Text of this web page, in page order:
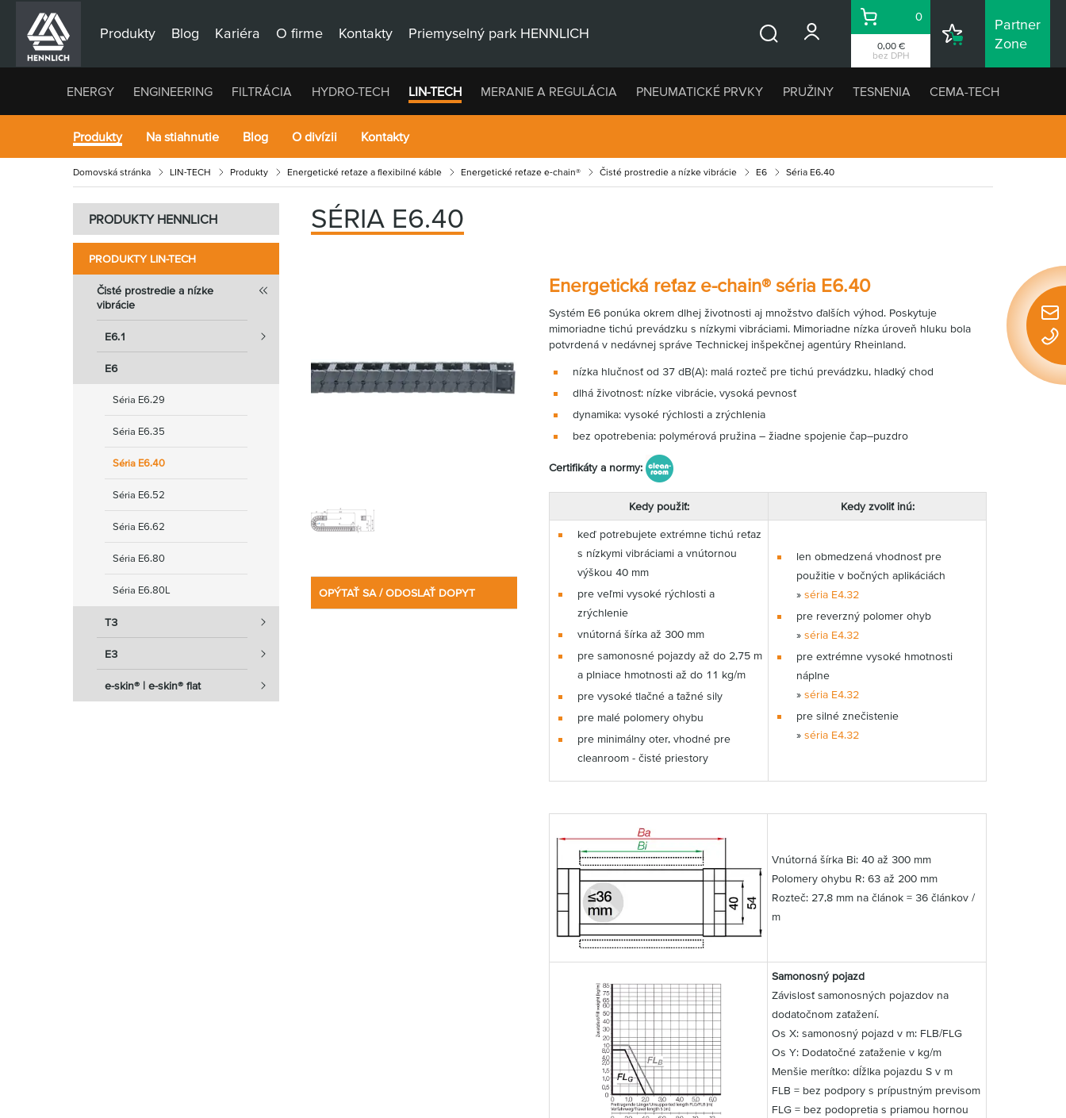
Produkty Blog Kariéra O firme Kontakty Priemyselný park HENNLICH
0,00 €
bez DPH
Košík
0
Nákupný
Partner
Zone
ENERGY ENGINEERING FILTRÁCIA HYDRO-TECH LIN-TECH MERANIE A REGULÁCIA PNEUMATICKÉ PRVKY PRUŽINY TESNENIA CEMA-TECH
Produkty Na stiahnutie Blog O divízii Kontakty
Domovská stránka LIN-TECH Produkty Energetické reťaze a flexibilné káble Energetické reťaze e-chain® Čisté prostredie a nízke vibrácie E6 Séria E6.40
PRODUKTY HENNLICH
PRODUKTY LIN-TECH
Čisté prostredie a nízke
vibrácie
E6.1
E6
Séria E6.29
Séria E6.35
Séria E6.40
Séria E6.52
Séria E6.62
Séria E6.80
Séria E6.80L
T3
E3
e-skin® | e-skin® flat
SÉRIA E6.40
OPÝTAŤ SA / ODOSLAŤ DOPYT
Energetická reťaz e-chain® séria E6.40
Systém E6 ponúka okrem dlhej životnosti aj množstvo ďalších výhod. Poskytuje
mimoriadne tichú prevádzku s nízkymi vibráciami. Mimoriadne nízka úroveň hluku bola
potvrdená v nedávnej správe Technickej inšpekčnej agentúry Rheinland.
nízka hlučnosť od 37 dB(A): malá rozteč pre tichú prevádzku, hladký chod
dlhá životnosť: nízke vibrácie, vysoká pevnosť
dynamika: vysoké rýchlosti a zrýchlenia
bez opotrebenia: polymérová pružina – žiadne spojenie čap–puzdro
Certifikáty a normy:
Kedy použiť: Kedy zvoliť inú:
keď potrebujete extrémne tichú reťaz
s nízkymi vibráciami a vnútornou
výškou 40 mm
pre veľmi vysoké rýchlosti a
zrýchlenie
vnútorná šírka až 300 mm
pre samonosné pojazdy až do 2,75 m
a plniace hmotnosti až do 11 kg/m
pre vysoké tlačné a ťažné sily
pre malé polomery ohybu
pre minimálny oter, vhodné pre
cleanroom - čisté priestory
len obmedzená vhodnosť pre
použitie v bočných aplikáciách
» séria E4.32
pre reverzný polomer ohyb
» séria E4.32
pre extrémne vysoké hmotnosti
náplne
» séria E4.32
pre silné znečistenie
» séria E4.32
Vnútorná šírka Bi: 40 až 300 mm
Polomery ohybu R: 63 až 200 mm
Rozteč: 27,8 mm na článok = 36 článkov /
m
Samonosný pojazd
Závislosť samonosných pojazdov na
dodatočnom zaťažení.
Os X: samonosný pojazd v m: FLB/FLG
Os Y: Dodatočné zaťaženie v kg/m
Menšie merítko: dĺžlka pojazdu S v m
FLB = bez podpory s prípustným previsom
FLG = bez podopretia s priamou hornou